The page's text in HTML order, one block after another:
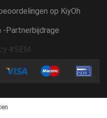
op KiyOh
-Partnerbijdrage
#SEM